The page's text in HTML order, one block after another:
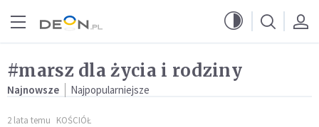
#marsz dla życia i rodziny
Najnowsze Najpopularniejsze
2 lata temu KOŚCIÓŁ